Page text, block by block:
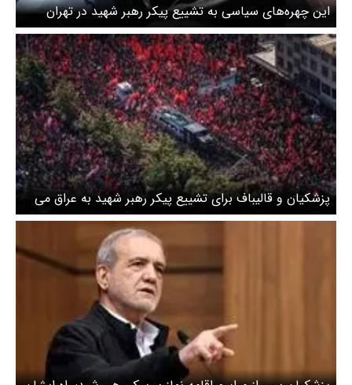
این چهره‌های سیاسی به تشییع پیکر رهبر شهید در تهران
رفتند؟
پزشکیان و قالیباف برای تشییع پیکر رهبر شهید به عراق می
روند